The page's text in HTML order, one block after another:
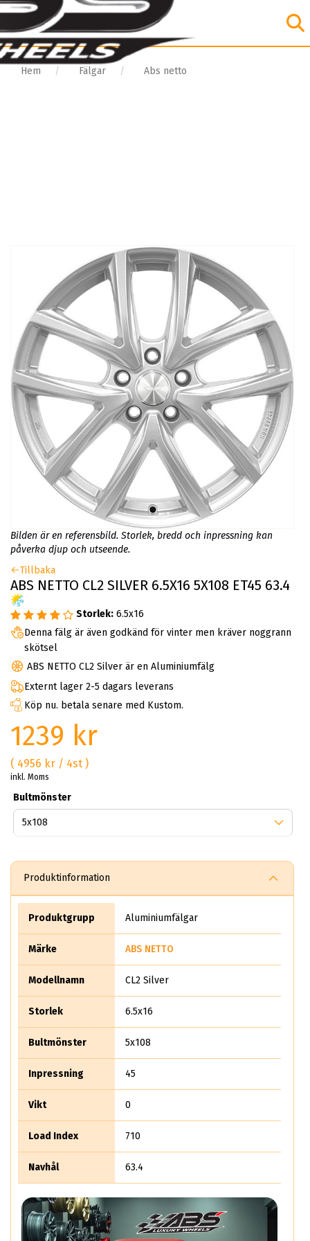
Hem Fälgar Abs netto
Bilden är en referensbild. Storlek, bredd och inpressning kan
påverka djup och utseende.
Tillbaka
ABS NETTO CL2 SILVER 6.5X16 5X108 ET45 63.4
Storlek: 6.5x16
Denna fälg är även godkänd för vinter men kräver noggrann
skötsel
ABS NETTO CL2 Silver är en Aluminiumfälg
Externt lager 2-5 dagars leverans
Köp nu. betala senare med Kustom.
1239 kr
( 4956 kr / 4st )
inkl. Moms
Bultmönster
Produktinformation
Produktgrupp Aluminiumfälgar
Märke ABS NETTO
Modellnamn CL2 Silver
Storlek 6.5x16
Bultmönster 5x108
Inpressning 45
Vikt 0
Load Index 710
Navhål 63.4